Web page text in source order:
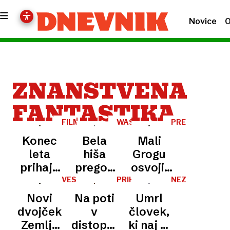
Novice
ZNANSTVENA
FANTASTIKA
FILM
Konec
leta
prihaja
tretji
del
filma
Dune:
WASHINGTON
Bela
hiša
pregon
priseljencev
prikazuje
kot lov
na
PREMIERA
Mali
Grogu
osvojil
tudi
tiste, ki
niso
gledali
VESOLJE
Novi
dvojček
Zemlje
PRIHAJAJOČI
DEL
Na poti
v
distopično
NEZEMLJANI
Umrl
človek,
ki naj bi